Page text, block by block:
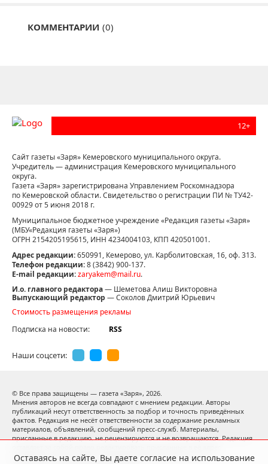
КОММЕНТАРИИ (0)
12+
Сайт газеты «Заря» Кемеровского муниципального округа.
Учредитель — администрация Кемеровского муниципального
округа.
Газета «Заря» зарегистрирована Управлением Роскомнадзора
по Кемеровской области. Свидетельство о регистрации ПИ № ТУ42-
00929 от 5 июня 2018 г.
Муниципальное бюджетное учреждение «Редакция газеты «Заря»
(МБУ«Редакция газеты «Заря»)
ОГРН 2154205195615, ИНН 4234004103, КПП 420501001.
Адрес редакции:650991, Кемерово, ул. Карболитовская, 16, оф. 313.
Телефон редакции:8 (3842) 900-137.
E-mail редакции:zaryakem@mail.ru.
И.о. главного редактора— Шеметова Алиш Викторовна
Выпускающий редактор — Соколов Дмитрий Юрьевич
Стоимость размещения рекламы
Подписка на новости:
RSS
Наши соцсети:
© Все права защищены — газета «Заря», 2026.
Мнения авторов не всегда совпадают с мнением редакции. Авторы
публикаций несут ответственность за подбор и точность приведённых
фактов. Редакция не несёт ответственности за содержание рекламных
материалов, объявлений, сообщений пресс-служб. Материалы,
присланные в редакцию, не рецензируются и не возвращаются. Редакция
материалы. Использование материалов допускается только
Оставаясь на сайте, Вы даете согласие на использование